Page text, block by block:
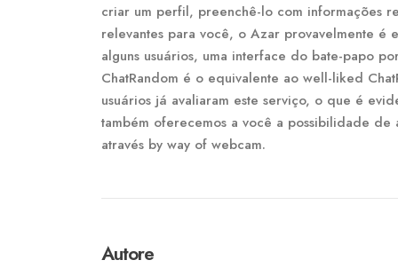
criar um perfil, preenchê-lo com informações
relevantes para você, o Azar provavelmente é
alguns usuários, uma interface do bate-papo
ChatRandom é o equivalente ao well-liked
usuários já avaliaram este serviço, o que é
também oferecemos a você a possibilidade
através by way of webcam.
Autore